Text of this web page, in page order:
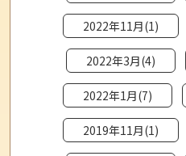
2022年11月(1)
2022年3月(4)
2022年1月(7)
2019年11月(1)